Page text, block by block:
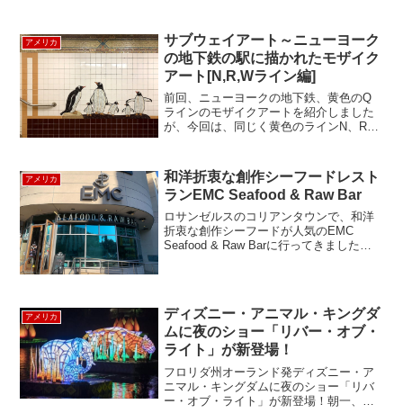
ています。アメリカの作家ワ...
アメリカ
サブウェイアート～ニューヨーク
の地下鉄の駅に描かれたモザイク
アート[N,R,Wライン編]
前回、ニューヨークの地下鉄、黄色のQ
ラインのモザイクアートを紹介しました
が、今回は、同じく黄色のラインN、R、
Ann Schaumberger作のモザ...
アメリカ
和洋折衷な創作シーフードレスト
ランEMC Seafood & Raw Bar
ロサンゼルスのコリアンタウンで、和洋
折衷な創作シーフードが人気のEMC
Seafood & Raw Barに行ってきました。
刺身、...
アメリカ
ディズニー・アニマル・キングダ
ムに夜のショー「リバー・オブ・
ライト」が新登場！
フロリダ州オーランド発ディズニー・ア
ニマル・キングダムに夜のショー「リバ
ー・オブ・ライト」が新登場！朝一、開